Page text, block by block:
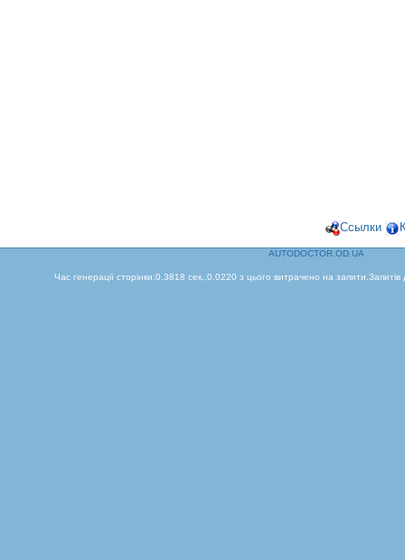
Ссылки
AUTODOCTOR.OD.UA
Час генерації сторінки:0.3818 сек.,0.0220 з цього витрачено на